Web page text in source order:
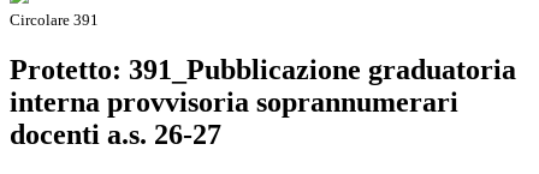
Circolare 391
Protetto: 391_Pubblicazione graduatoria
interna provvisoria soprannumerari
docenti a.s. 26-27